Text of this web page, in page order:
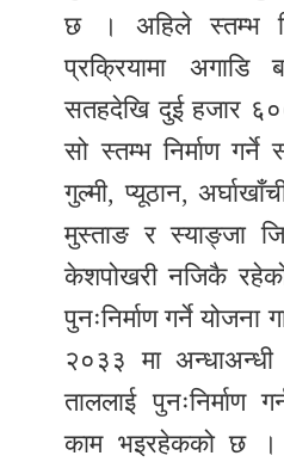
छ । अहिले स्तम्भ
प्रक्रियामा
सतहदेखि दुई हजार
सो स्तम्भ निर्माण
गुल्मी, प्यूठान,
मुस्ताङ र स्याङ्जा
केशपोखरी नजिकै
पुनःनिर्माण गर्ने
२०३३ मा
ताललाई पुनःनिर्माण
काम भइरहेकको छ ।